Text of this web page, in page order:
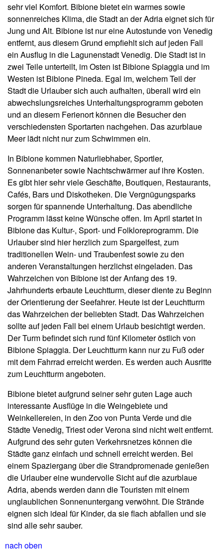
sehr viel Komfort. Bibione bietet ein warmes sowie
sonnenreiches Klima, die Stadt an der Adria eignet sich für
Jung und Alt. Bibione ist nur eine Autostunde von Venedig
entfernt, aus diesem Grund empfiehlt sich auf jeden Fall
ein Ausflug in die Lagunenstadt Venedig. Die Stadt ist in
zwei Teile unterteilt, im Osten ist Bibione Spiaggia und im
Westen ist Bibione Pineda. Egal im, welchem Teil der
Stadt die Urlauber sich auch aufhalten, überall wird ein
abwechslungsreiches Unterhaltungsprogramm geboten
und an diesem Ferienort können die Besucher den
verschiedensten Sportarten nachgehen. Das azurblaue
Meer lädt nicht nur zum Schwimmen ein.
In Bibione kommen Naturliebhaber, Sportler,
Sonnenanbeter sowie Nachtschwärmer auf ihre Kosten.
Es gibt hier sehr viele Geschäfte, Boutiquen, Restaurants,
Cafés, Bars und Diskotheken. Die Vergnügungsparks
sorgen für spannende Unterhaltung. Das abendliche
Programm lässt keine Wünsche offen. Im April startet in
Bibione das Kultur-, Sport- und Folkloreprogramm. Die
Urlauber sind hier herzlich zum Spargelfest, zum
traditionellen Wein- und Traubenfest sowie zu den
anderen Veranstaltungen herzlichst eingeladen. Das
Wahrzeichen von Bibione ist der Anfang des 19.
Jahrhunderts erbaute Leuchtturm, dieser diente zu Beginn
der Orientierung der Seefahrer. Heute ist der Leuchtturm
das Wahrzeichen der beliebten Stadt. Das Wahrzeichen
sollte auf jeden Fall bei einem Urlaub besichtigt werden.
Der Turm befindet sich rund fünf Kilometer östlich von
Bibione Spiaggia. Der Leuchtturm kann nur zu Fuß oder
mit dem Fahrrad erreicht werden. Es werden auch Ausritte
zum Leuchtturm angeboten.
Bibione bietet aufgrund seiner sehr guten Lage auch
interessante Ausflüge in die Weingebiete und
Weinkellereien, in den Zoo von Punta Verde und die
Städte Venedig, Triest oder Verona sind nicht weit entfernt.
Aufgrund des sehr guten Verkehrsnetzes können die
Städte ganz einfach und schnell erreicht werden. Bei
einem Spaziergang über die Strandpromenade genießen
die Urlauber eine wundervolle Sicht auf die azurblaue
Adria, abends werden dann die Touristen mit einem
unglaublichen Sonnenuntergang verwöhnt. Die Strände
eignen sich ideal für Kinder, da sie flach abfallen und sie
sind alle sehr sauber.
nach oben